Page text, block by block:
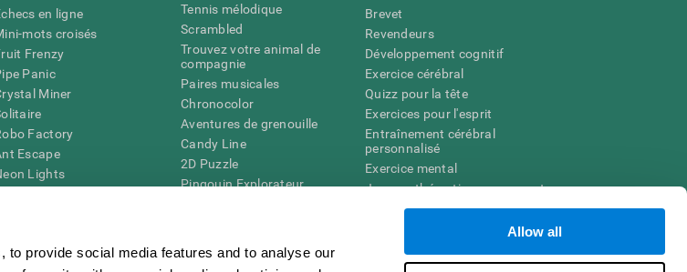
provide social media features and to analyse our
Allow all
en ligne
mots croisés
Frenzy
Panic
Miner
Factory
Escape
Lights
Rescue
Tennis mélodique
Scrambled
Trouvez votre animal de
compagnie
Paires musicales
Chronocolor
Aventures de grenouille
Candy Line
2D Puzzle
Pingouin Explorateur
Jeux en ligne pour la
Brevet
Revendeurs
Développement cognitif
Exercice cérébral
Quizz pour la tête
Exercices pour l'esprit
Entraînement cérébral
personnalisé
Exercice mental
Jeux mathématiques amusants
Compréhension de lecture
Test de QI